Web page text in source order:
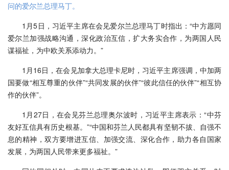
问的爱尔兰总理马丁。
1月5日，习近平主席在会见爱尔兰总理马丁时指出：“中方愿同
爱尔兰加强战略沟通，深化政治互信，扩大务实合作，为两国人民
谋福祉，为中欧关系添动力。”
1月16日，在会见加拿大总理卡尼时，习近平主席强调，中加两
国要做“相互尊重的伙伴”“共同发展的伙伴”“彼此信任的伙伴”“相互协
作的伙伴”。
1月27日，在会见芬兰总理奥尔波时，习近平主席表示：“中芬
友好互信具有历史根基。”“中国和芬兰人民都具有坚韧不拔、自强不
息的精神，双方要增进互信、加强交流、深化合作，助力各自国家
发展，为两国人民带来更多福祉。”